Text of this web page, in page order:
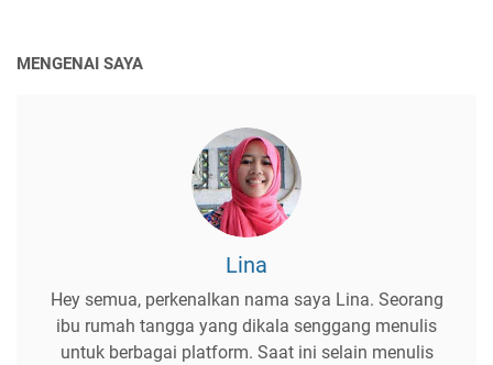
MENGENAI SAYA
Lina
Hey semua, perkenalkan nama saya Lina. Seorang
ibu rumah tangga yang dikala senggang menulis
untuk berbagai platform. Saat ini selain menulis